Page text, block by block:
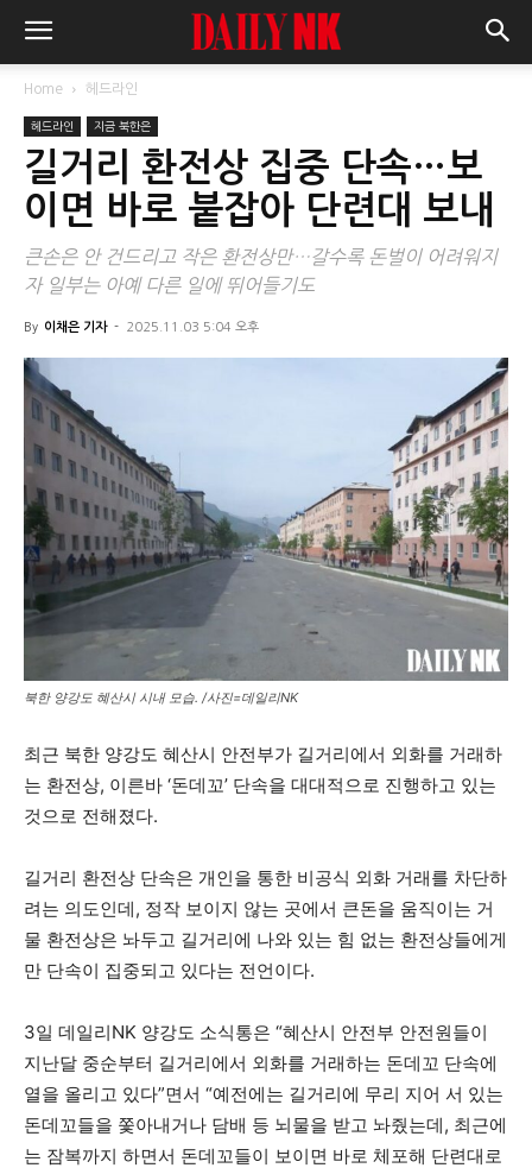
Home 헤드라인
헤드라인 지금 북한은
길거리 환전상 집중 단속…보
이면 바로 붙잡아 단련대 보내
큰손은 안 건드리고 작은 환전상만…갈수록 돈벌이 어려워지
자 일부는 아예 다른 일에 뛰어들기도
By 이채은 기자 - 2025.11.03 5:04 오후
북한 양강도 혜산시 시내 모습. /사진=데일리NK
최근 북한 양강도 혜산시 안전부가 길거리에서 외화를 거래하
는 환전상, 이른바 ‘돈데꼬’ 단속을 대대적으로 진행하고 있는
것으로 전해졌다.
길거리 환전상 단속은 개인을 통한 비공식 외화 거래를 차단하
려는 의도인데, 정작 보이지 않는 곳에서 큰돈을 움직이는 거
물 환전상은 놔두고 길거리에 나와 있는 힘 없는 환전상들에게
만 단속이 집중되고 있다는 전언이다.
3일 데일리NK 양강도 소식통은 “혜산시 안전부 안전원들이
지난달 중순부터 길거리에서 외화를 거래하는 돈데꼬 단속에
열을 올리고 있다”면서 “예전에는 길거리에 무리 지어 서 있는
돈데꼬들을 쫓아내거나 담배 등 뇌물을 받고 놔줬는데, 최근에
는 잠복까지 하면서 돈데꼬들이 보이면 바로 체포해 단련대로